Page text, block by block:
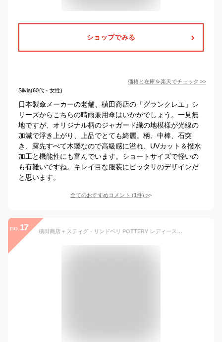
ショップでみる
価格と在庫を楽天でチェック >>
Silvia(60代・女性)
日本製傘メーカーの老舗、槙田商店の「グランクレエ」シ
リーズからこちらの晴雨兼用傘はいかがでしょう。一見無
地ですが、オリジナル柄のジャガード織の地模様が光線の
加減で浮き上がり、上品でとても綺麗。柄、中棒、石突
き、露先すべて木製なので高級感に溢れ、UVカット＆撥水
加工と機能性にも富んでいます。ショートサイズで軽いの
も有難いですね。キレイ目な服装にピッタリのデザインだ
と思います。
全てのおすすめコメント (1件) >
no. 17 槙田商店 + スティグ・リンドベリ POTTERY レディース 長傘 UV 紫外線 カット 日傘 晴雨兼用 遮光 北欧デザイン 高級甲州織 日本製 (紫×緑（パープル×グリーン）)